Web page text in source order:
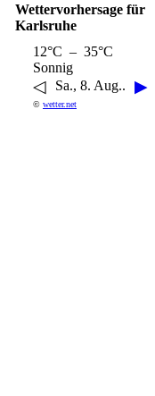
Wettervorhersage für
Karlsruhe
12°C – 35°C
Sonnig
◁ Sa., 8. Aug.. ▶
© wetter.net